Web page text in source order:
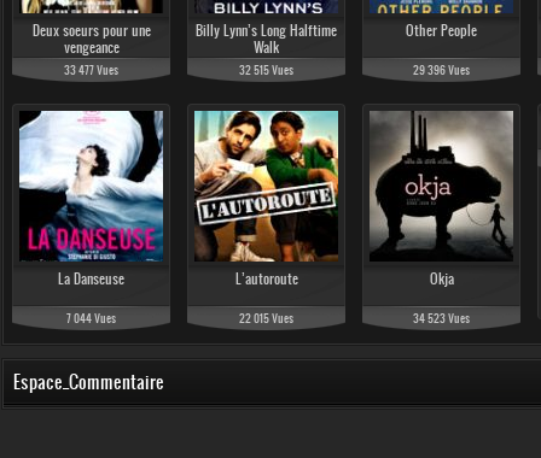
Deux soeurs pour une
vengeance
33 477 Vues
Billy Lynn’s Long Halftime
Walk
32 515 Vues
Other People
29 396 Vues
La Danseuse
7 044 Vues
L’autoroute
22 015 Vues
Okja
34 523 Vues
Espace_Commentaire